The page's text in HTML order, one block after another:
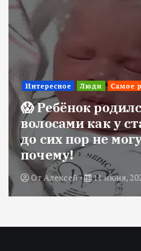
Интересное Люди Самое
😱 Ребёнок
волосами как у
до сих пор не
почему!
От Алексей 11 июня,